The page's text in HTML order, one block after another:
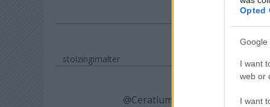
Opted
Google
I want
web or
I want
stolzingimalter
@Ceratium : úgy vettem észre,